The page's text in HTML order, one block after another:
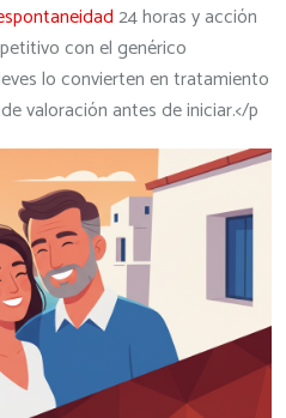
24 horas y acción
con el genérico
lo convierten en tratamiento
valoración antes de iniciar.</p